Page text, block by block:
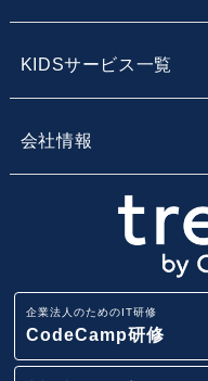
子供向けプログラミン
地域・エリア名から子
路線から子供向けプロ
駅から子供向けプログ
【企業向け】DX社員研
業務改善・効率化研修
ITリテラシー研修
エンジニア転職コース
KIDSサービス一覧
小学生・中学生のため
小学生・中学生向けFC
会社情報
講師募集
企業法人のためのIT研修
CodeCamp研修